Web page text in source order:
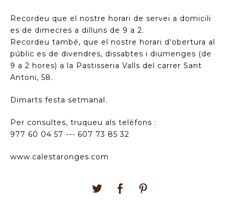
Recordeu que el nostre horari de servei a domicili
es de dimecres a dilluns de 9 a 2.
Recordeu també, que el nostre horari d'obertura al
públic es de divendres, dissabtes i diumenges (de
9 a 2 hores) a la Pastisseria Valls del carrer Sant
Antoni, 58.
Dimarts festa setmanal.
Per consultes, truqueu als telèfons :
977 60 04 57 --- 607 73 85 32
www.calestaronges.com